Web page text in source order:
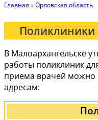
Главная »Орловская область
Поликлиники
В Малоархангельске
работы поликлиник
приема врачей можно
адресам: